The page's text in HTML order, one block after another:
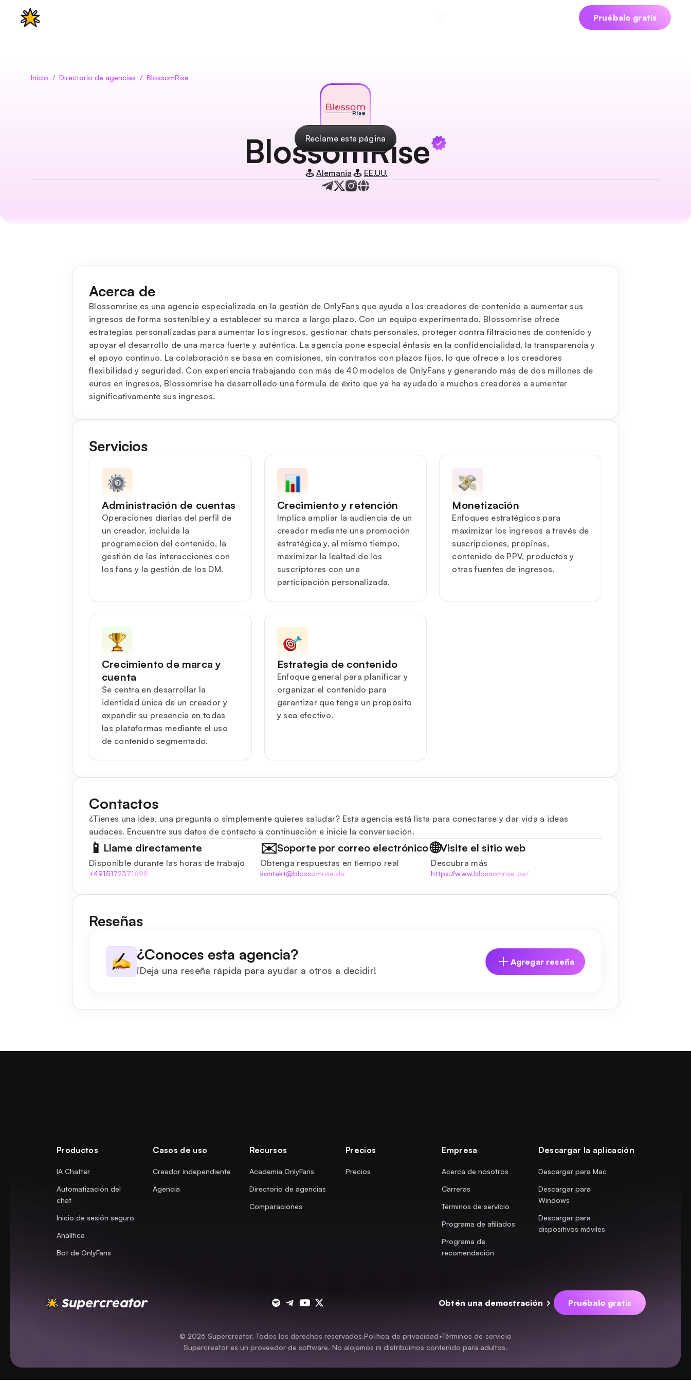
Pruébalo gratis
Inicio / Directorio de agencias / BlossomRise
BlossomRise
Alemania EE.UU.
Reclame esta página
Acerca de
Blossomrise es una agencia especializada en la gestión de OnlyFans que ayuda a los creadores de contenido a aumentar sus
ingresos de forma sostenible y a establecer su marca a largo plazo. Con un equipo experimentado, Blossomrise ofrece
estrategias personalizadas para aumentar los ingresos, gestionar chats personales, proteger contra filtraciones de contenido y
apoyar el desarrollo de una marca fuerte y auténtica. La agencia pone especial énfasis en la confidencialidad, la transparencia y
el apoyo continuo. La colaboración se basa en comisiones, sin contratos con plazos fijos, lo que ofrece a los creadores
flexibilidad y seguridad. Con experiencia trabajando con más de 40 modelos de OnlyFans y generando más de dos millones de
euros en ingresos, Blossomrise ha desarrollado una fórmula de éxito que ya ha ayudado a muchos creadores a aumentar
significativamente sus ingresos.
Servicios
Administración de cuentas
Operaciones diarias del perfil de
un creador, incluida la
programación del contenido, la
gestión de las interacciones con
los fans y la gestión de los DM.
Crecimiento y retención
Implica ampliar la audiencia de un
creador mediante una promoción
estratégica y, al mismo tiempo,
maximizar la lealtad de los
suscriptores con una
participación personalizada.
Monetización
Enfoques estratégicos para
maximizar los ingresos a través de
suscripciones, propinas,
contenido de PPV, productos y
otras fuentes de ingresos.
Crecimiento de marca y
cuenta
Se centra en desarrollar la
identidad única de un creador y
expandir su presencia en todas
las plataformas mediante el uso
de contenido segmentado.
Estrategia de contenido
Enfoque general para planificar y
organizar el contenido para
garantizar que tenga un propósito
y sea efectivo.
Contactos
¿Tienes una idea, una pregunta o simplemente quieres saludar? Esta agencia está lista para conectarse y dar vida a ideas
audaces. Encuentre sus datos de contacto a continuación e inicie la conversación.
📱 Llame directamente
Disponible durante las horas de trabajo
+4915172371698
✉️Soporte por correo electrónico
Obtenga respuestas en tiempo real
kontakt@blossomrise.de
🌐Visite el sitio web
Descubra más
https://www.blossomrise.de/
Reseñas
¿Conoces esta agencia?
¡Deja una reseña rápida para ayudar a otros a decidir!
Agregar reseña
Productos
IA Chatter
Automatización del
chat
Inicio de sesión seguro
Analítica
Bot de OnlyFans
Casos de uso
Creador independiente
Agencia
Recursos
Academia OnlyFans
Directorio de agencias
Comparaciones
Precios
Precios
Empresa
Acerca de nosotros
Carreras
Términos de servicio
Programa de afiliados
Programa de
recomendación
Descargar la aplicación
Descargar para Mac
Descargar para
Windows
Descargar para
dispositivos móviles
Obtén una demostración Pruébalo gratis
© 2026 Supercreator. Todos los derechos reservados.Política de privacidad•Términos de servicio
Supercreator es un proveedor de software. No alojamos ni distribuimos contenido para adultos.